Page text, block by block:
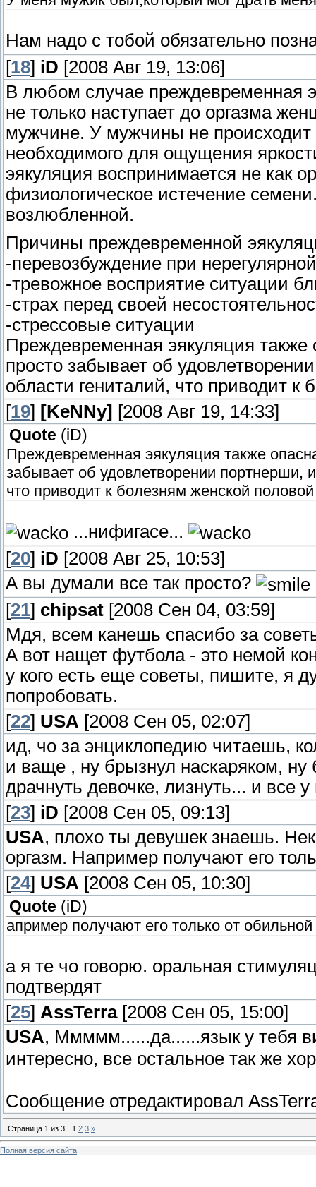
Нам надо с тобой обязательно
[18] iD [2008 Авг 19, 13:06]
В любом случае преждевременная
не только наступает до оргазма
мужчине. У мужчины не происходит
необходимого для ощущения
эякуляция воспринимается не как
физиологическое истечение
возлюбленной.
Причины преждевременной
-перевозбуждение при
-тревожное восприятие ситуации
-страх перед своей
-стрессовые ситуации
Преждевременная эякуляция
просто забывает об
области гениталий, что приводит
[19] [KeNNy] [2008 Авг 19, 14:33]
Quote (iD)
Преждевременная эякуляция также
забывает об удовлетворении портнерши,
что приводит к болезням женской
...нифигасе...
[20] iD [2008 Авг 25, 10:53]
А вы думали все так просто?
[21] chipsat [2008 Сен 04, 03:59]
Мдя, всем канешь спасибо за
А вот нащет футбола - это немой
у кого есть еще советы, пишите, я
попробовать.
[22] USA [2008 Сен 05, 02:07]
ид, чо за энциклопедию читаешь,
и ваще , ну брызнул наскаряком,
драчнуть девочке, лизнуть... и все
[23] iD [2008 Сен 05, 09:13]
USA, плохо ты девушек знаешь.
оргазм. Например получают его
[24] USA [2008 Сен 05, 10:30]
Quote (iD)
апример получают его только от
a я те чо говорю. оральная
подтвердят
[25] AssTerra[2008 Сен 05, 15:00]
USA, Ммммм......да......язык у тебя
интересно, все остальное так же
Сообщение отредактировал
Страница 1 из 3 1 2 3 »
Полная версия сайта